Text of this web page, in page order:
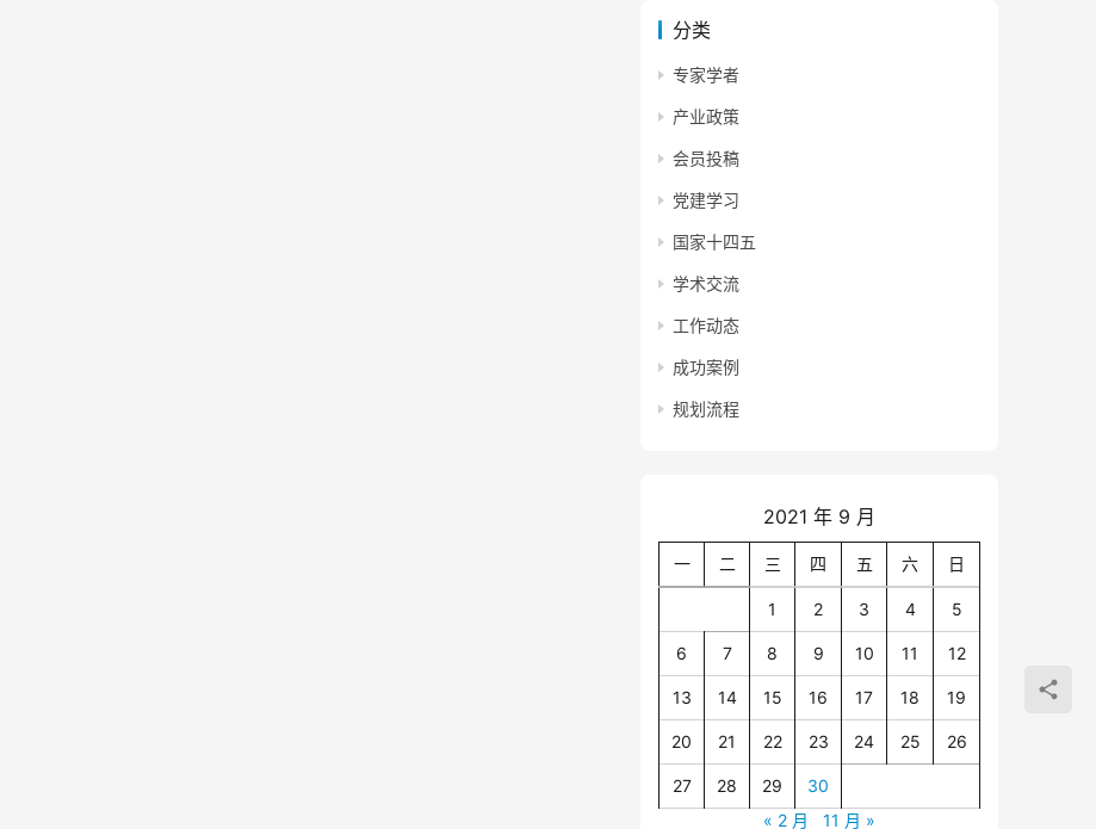
分类
专家学者
产业政策
会员投稿
党建学习
国家十四五
学术交流
工作动态
成功案例
规划流程
2021 年 9 月
一 二 三 四 五 六 日
1 2 3 4 5
6 7 8 9 10 11 12
13 14 15 16 17 18 19
20 21 22 23 24 25 26
27 28 29
30
« 2 月
11 月 »